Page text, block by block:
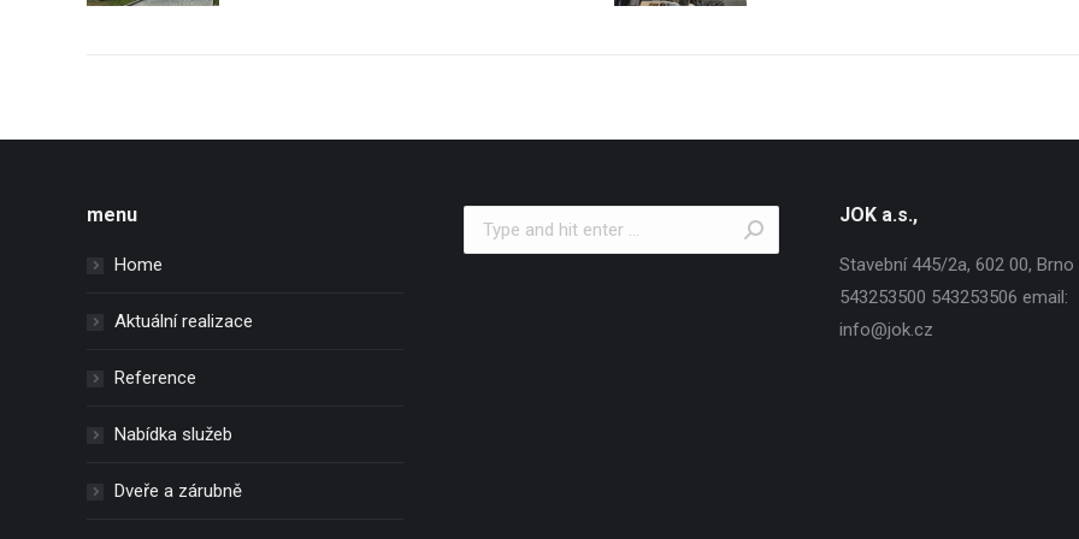
menu
Home
Aktuální realizace
Reference
Nabídka služeb
Dveře a zárubně
Search: JOK a.s.,
Stavební 445/2a, 602 00, Brno
543253500 543253506 email:
info@jok.cz